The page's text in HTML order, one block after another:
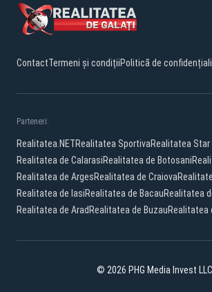
ContactTermeni și condițiiPolitică de
Parteneri:
Realitatea.NETRealitatea SportivaRealitatea Star
Realitatea de CalarasiRealitatea de Botosani
Realitatea de ArgesRealitatea de Craiova
Realitatea de IasiRealitatea de BacauRealitatea
Realitatea de Arad Realitatea de BuzauRealitatea
© 2026 PHG Media Invest LLC